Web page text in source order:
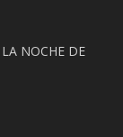
NOCHE DE